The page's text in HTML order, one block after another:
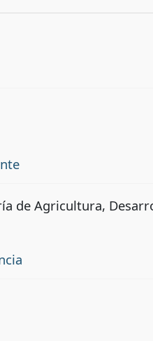
de Agricultura,